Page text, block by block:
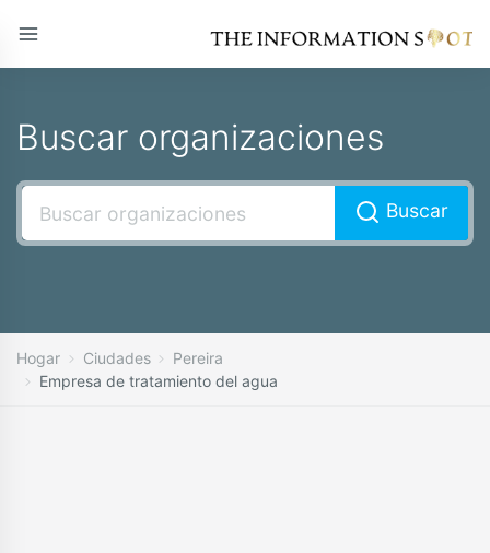
Buscar organizaciones
Buscar
Hogar Ciudades
Pereira
Empresa de tratamiento del agua